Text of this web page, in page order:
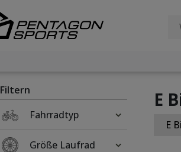
Filtern
Fahrradtyp
Größe Laufrad
E
E